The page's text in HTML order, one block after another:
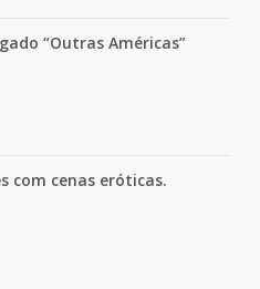
“Outras Américas”
com cenas eróticas.